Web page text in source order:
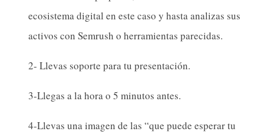
ecosistema digital en este caso y hasta analizas sus
activos con Semrush o herramientas parecidas.
2- Llevas soporte para tu presentación.
3-Llegas a la hora o 5 minutos antes.
4-Llevas una imagen de las “que puede esperar tu